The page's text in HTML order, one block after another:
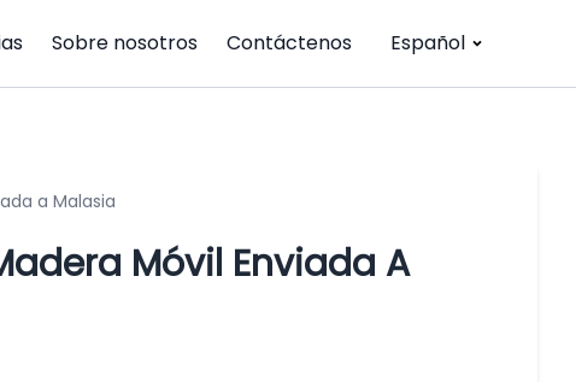
Sobre nosotros Contáctenos Español
a Malasia
Móvil Enviada A